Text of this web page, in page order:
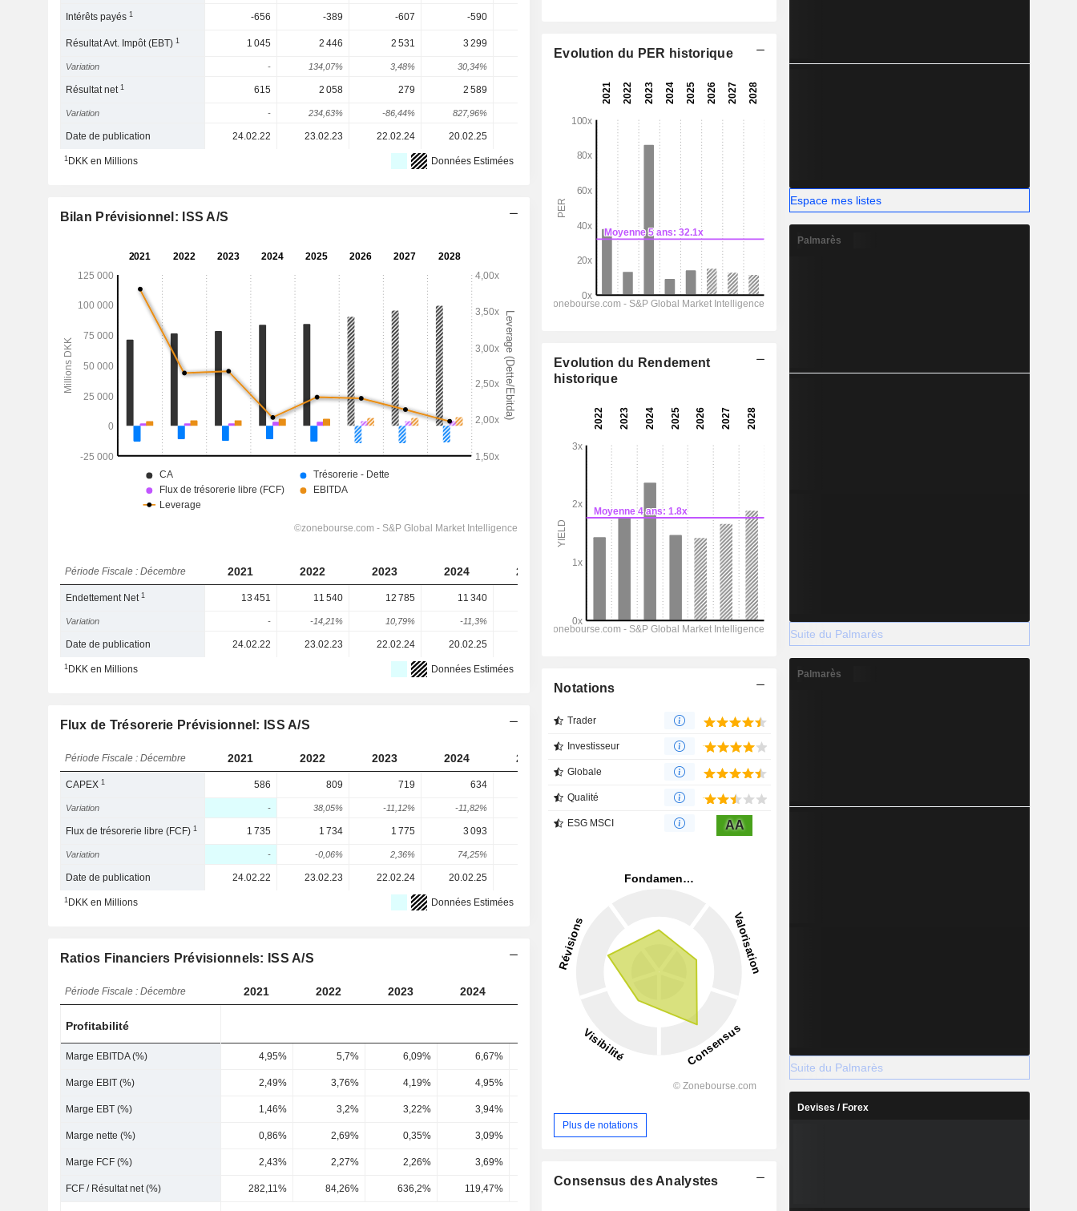
Intérêts payés1 -656 -389 -607 -590
Résultat Avt. Impôt (EBT)1 1 045 2 446 2 531 3 299
Variation - 134,07% 3,48% 30,34%
Résultat net1 615 2 058 279 2 589 3 008 3 247 3 473
Variation - 234,63% -86,44% 827,96%
Date de publication 24.02.22 23.02.23 22.02.24 20.02.25 -
1DKK en Millions Données Estimées
Bilan Prévisionnel: ISS A/S
Période Fiscale : Décembre 2021 2022 2023 2024 2025 2026 2027 2028
Endettement Net1 13 451 11 540 12 785 11 340 14 548 14 455 14 008
Variation - -14,21% 10,79% -11,3% 9,99% -0,64% -3,09%
Date de publication 24.02.22 23.02.23 22.02.24 20.02.25
1DKK en Millions Données Estimées
Flux de Trésorerie Prévisionnel: ISS A/S
Période Fiscale : Décembre 2021 2022 2023 2024 2025
CAPEX1 586 809 719 634
Variation - 38,05% -11,12% -11,82%
Flux de trésorerie libre (FCF)1 1 735 1 734 1 775 3 093 3 322 3 550
Variation - -0,06% 2,36% 74,25%
Date de publication 24.02.22 23.02.23 22.02.24 20.02.25 -
1DKK en Millions Données Estimées
Ratios Financiers Prévisionnels: ISS A/S
Période Fiscale : Décembre 2021 2022 2023 2024 2026
Profitabilité
Marge EBITDA (%) 4,95% 5,7% 6,09% 6,67% 7,01% 7,08% 7,12%
Marge EBIT (%) 2,49% 3,76% 4,19% 4,95% 5,31% 5,39%
Marge EBT (%) 1,46% 3,2% 3,22% 3,94%
Marge nette (%) 0,86% 2,69% 0,35% 3,09% 3,07% 3,32%
Marge FCF (%) 2,43% 2,27% 2,26% 3,69%
FCF / Résultat net (%) 282,11% 84,26% 636,2% 119,47% 127,62% 117,64% 109,34%
Evolution du PER historique
Evolution du Rendement
historique
Notations
Trader
Investisseur
Globale
Qualité
ESG MSCI AA
Plus de notations
Consensus des Analystes
Espace mes listes
Palmarès
Suite du Palmarès
Palmarès
Suite du Palmarès
Devises / Forex